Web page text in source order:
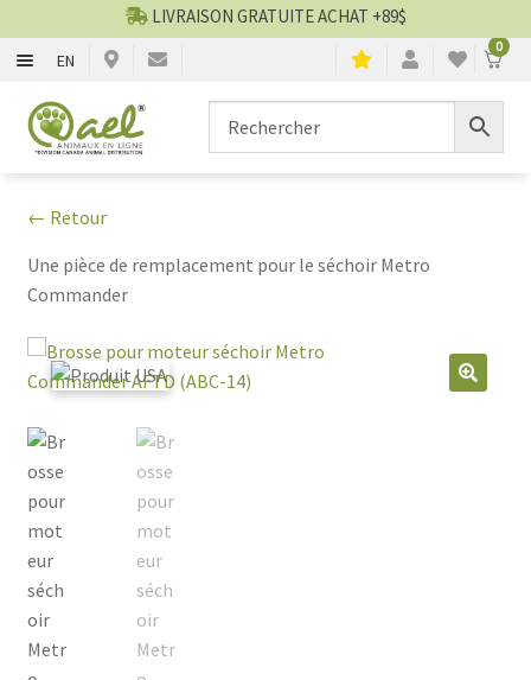
EN
0
Aller
à
Aller
au
LIVRAISON GRATUITE ACHAT +89$
CHIENS
SERVICES
PAR MARQUES
🍁 PRODUITS CANADIEN
VENTES
← Retour
Une pièce de remplacement pour le séchoir Metro
Commander